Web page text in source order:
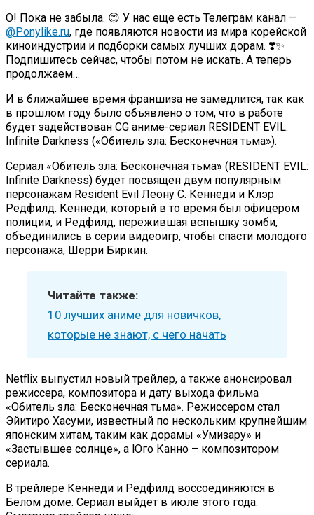
О! Пока не забыла. 😊 У нас еще есть Телеграм канал —
@Ponylike.ru, где появляются новости из мира корейской
киноиндустрии и подборки самых лучших дорам. ❣️✨
Подпишитесь сейчас, чтобы потом не искать. А теперь
продолжаем…
И в ближайшее время франшиза не замедлится, так как
в прошлом году было объявлено о том, что в работе
будет задействован CG аниме-сериал RESIDENT EVIL:
Infinite Darkness («Обитель зла: Бесконечная тьма»).
Сериал «Обитель зла: Бесконечная тьма» (RESIDENT EVIL:
Infinite Darkness) будет посвящен двум популярным
персонажам Resident Evil Леону С. Кеннеди и Клэр
Редфилд. Кеннеди, который в то время был офицером
полиции, и Редфилд, пережившая вспышку зомби,
объединились в серии видеоигр, чтобы спасти молодого
персонажа, Шерри Биркин.
Читайте также:
10 лучших аниме для новичков,
которые не знают, с чего начать
Netflix выпустил новый трейлер, а также анонсировал
режиссера, композитора и дату выхода фильма
«Обитель зла: Бесконечная тьма». Режиссером стал
Эйитиро Хасуми, известный по нескольким крупнейшим
японским хитам, таким как дорамы «Умизару» и
«Застывшее солнце», а Юго Канно – композитором
сериала.
В трейлере Кеннеди и Редфилд воссоединяются в
Белом доме. Сериал выйдет в июле этого года.